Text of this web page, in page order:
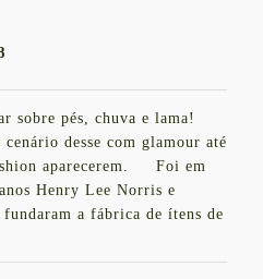
de
2018
sobre pés, chuva e lama!
desse com glamour até
aparecerem. Foi em
Henry Lee Norris e
fundaram a fábrica de ítens de